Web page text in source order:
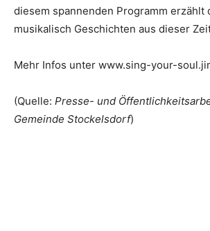
diesem spannenden Programm erzählt
musikalisch Geschichten aus dieser
Mehr Infos unter www.sing-your-
(Quelle: Presse- und
Gemeinde Stockelsdorf)